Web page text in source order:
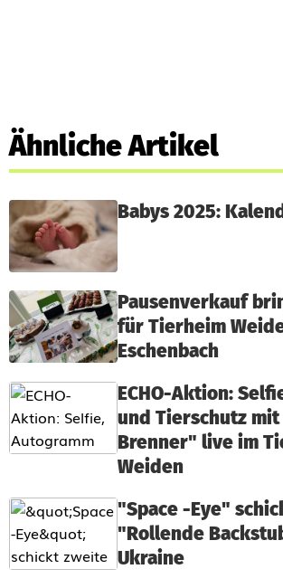
Ähnliche Artikel
Babys 2025:
Pausenverkauf
für Tierheim
Eschenbach
ECHO-Aktion:
und Tierschutz
Brenner" live im
Weiden
"Space -Eye"
"Rollende
Ukraine